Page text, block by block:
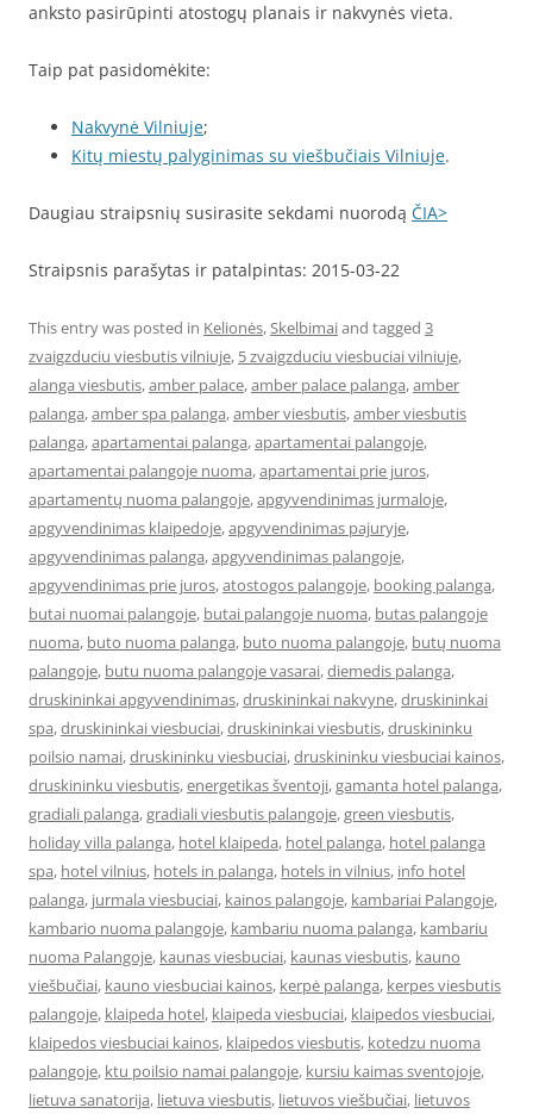
anksto pasirūpinti atostogų planais ir nakvynės vieta.
Taip pat pasidomėkite:
Nakvynė Vilniuje;
Kitų miestų palyginimas su viešbučiais Vilniuje.
Daugiau straipsnių susirasite sekdami nuorodą ČIA>
Straipsnis parašytas ir patalpintas: 2015-03-22
This entry was posted in Kelionės,Skelbimaiand tagged 3
zvaigzduciu viesbutis vilniuje, 5 zvaigzduciu viesbuciai vilniuje,
alanga viesbutis,amber palace,amber palace palanga,amber
palanga,amber spa palanga,amber viesbutis,amber viesbutis
palanga,apartamentai palanga,apartamentai palangoje,
apartamentai palangoje nuoma,apartamentai prie juros,
apartamentų nuoma palangoje,apgyvendinimas jurmaloje,
apgyvendinimas klaipedoje,apgyvendinimas pajuryje,
apgyvendinimas palanga,apgyvendinimas palangoje,
apgyvendinimas prie juros,atostogos palangoje, booking palanga,
butai nuomai palangoje, butai palangoje nuoma, butas palangoje
nuoma, buto nuoma palanga, buto nuoma palangoje, butų nuoma
palangoje, butu nuoma palangoje vasarai,diemedis palanga,
druskininkai apgyvendinimas,druskininkai nakvyne,druskininkai
spa,druskininkai viesbuciai,druskininkai viesbutis,druskininku
poilsio namai,druskininku viesbuciai,druskininku viesbuciai kainos,
druskininku viesbutis,energetikas šventoji,gamanta hotel palanga,
gradiali palanga,gradiali viesbutis palangoje,green viesbutis,
holiday villa palanga, hotel klaipeda, hotel palanga, hotel palanga
spa, hotel vilnius, hotels in palanga, hotels in vilnius, info hotel
palanga, jurmala viesbuciai, kainos palangoje, kambariai Palangoje,
kambario nuoma palangoje, kambariu nuoma palanga, kambariu
nuoma Palangoje, kaunas viesbuciai, kaunas viesbutis, kauno
viešbučiai, kauno viesbuciai kainos, kerpė palanga, kerpes viesbutis
palangoje, klaipeda hotel, klaipeda viesbuciai, klaipedos viesbuciai,
klaipedos viesbuciai kainos, klaipedos viesbutis, kotedzu nuoma
palangoje, ktu poilsio namai palangoje, kursiu kaimas sventojoje,
lietuva sanatorija, lietuva viesbutis, lietuvos viešbučiai, lietuvos